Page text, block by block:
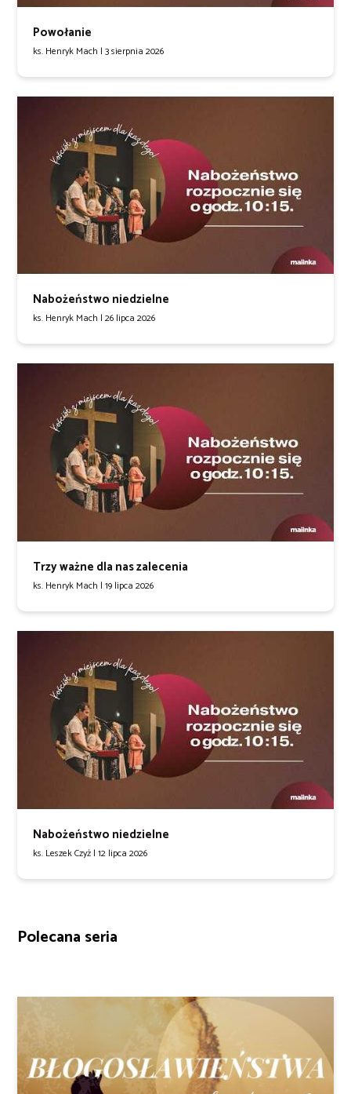
Powołanie
ks. Henryk Mach | 3 sierpnia 2026
Nabożeństwo niedzielne
ks. Henryk Mach | 26 lipca 2026
Trzy ważne dla nas zalecenia
ks. Henryk Mach | 19 lipca 2026
Nabożeństwo niedzielne
ks. Leszek Czyż | 12 lipca 2026
Polecana seria